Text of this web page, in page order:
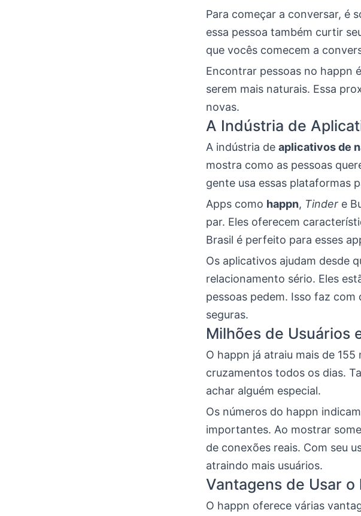
Para começar a conversar, é
essa pessoa também curtir
que vocês comecem a
Encontrar pessoas no happn
serem mais naturais. Essa
novas.
A Indústria de
A indústria de aplicativos de
mostra como as pessoas
gente usa essas plataformas
Apps como happn, Tinder e
par. Eles oferecem
Brasil é perfeito para esses
Os aplicativos ajudam desde
relacionamento sério. Eles
pessoas pedem. Isso faz com
seguras.
Milhões de Usuários
O happn já atraiu mais de
cruzamentos todos os dias.
achar alguém especial.
Os números do happn
importantes. Ao mostrar
de conexões reais. Com seu
atraindo mais usuários.
Vantagens de Usar o
O happn oferece várias